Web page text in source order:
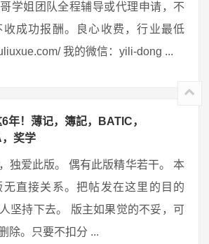
学姐团队全程辅导或代理申请，不
成功报酬。良心收费，行业最低
我的微信：yili-dong ...
年！薄记，簿記，BATIC，
奖学
独爱此版。 偶有此版精华若干。 本
直接关系。把帖发在这里的目的
坚持下去。 版主如果觉的不妥，可
除。只要不扣分 ...